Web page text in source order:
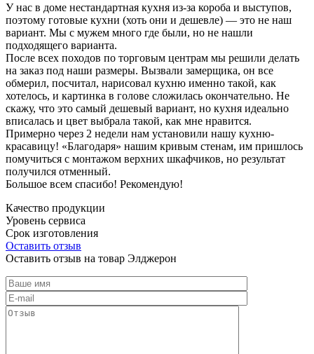
У нас в доме нестандартная кухня из-за короба и выступов,
поэтому готовые кухни (хоть они и дешевле) — это не наш
вариант. Мы с мужем много где были, но не нашли
подходящего варианта.
После всех походов по торговым центрам мы решили делать
на заказ под наши размеры. Вызвали замерщика, он все
обмерил, посчитал, нарисовал кухню именно такой, как
хотелось, и картинка в голове сложилась окончательно. Не
скажу, что это самый дешевый вариант, но кухня идеально
вписалась и цвет выбрала такой, как мне нравится.
Примерно через 2 недели нам установили нашу кухню-
красавицу! «Благодаря» нашим кривым стенам, им пришлось
помучиться с монтажом верхних шкафчиков, но результат
получился отменный.
Большое всем спасибо! Рекомендую!
Качество продукции
Уровень сервиса
Срок изготовления
Оставить отзыв
Оставить отзыв на товар Элджерон